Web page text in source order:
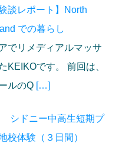
談レポート】North
での暮らし
でリメディアルマッサ
KEIKOです。 前回は、
ルのQ […]
シドニー中高生短期プ
校体験（３日間）